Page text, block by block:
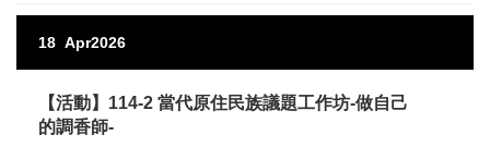
18 Apr2026
【活動】114-2 當代原住民族議題工作坊-做自己
的調香師-